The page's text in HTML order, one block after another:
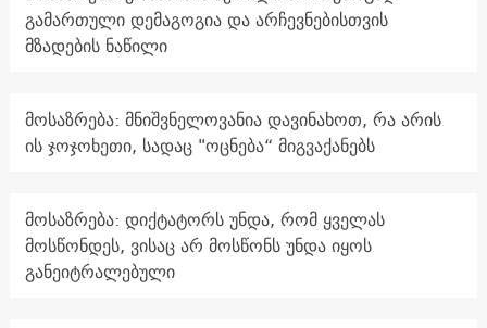
გამართული დემაგოგია და არჩევნებისთვის
მზადების ნაწილი
მოსაზრება: მნიშვნელოვანია დავინახოთ, რა არის
ის ჯოჯოხეთი, სადაც "ოცნება“ მიგვაქანებს
მოსაზრება: დიქტატორს უნდა, რომ ყველას
მოსწონდეს, ვისაც არ მოსწონს უნდა იყოს
განეიტრალებული